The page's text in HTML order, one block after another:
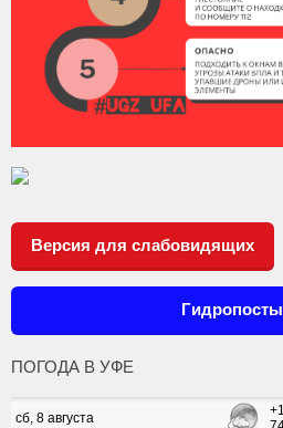
Версия для слабовидящих
Гидропосты
ПОГОДА В УФЕ